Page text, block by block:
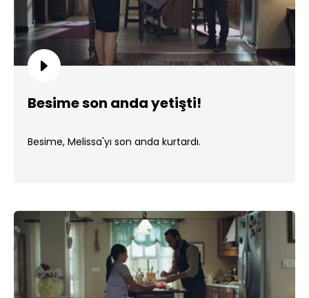
Besime son anda yetişti!
Besime, Melissa'yı son anda kurtardı.